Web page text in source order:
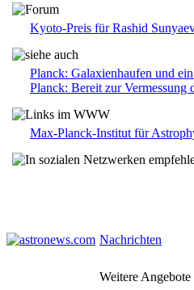
Kyoto-Preis für Rashid
Planck: Galaxienhaufen und
Planck: Bereit zur Vermessung
Max-Planck-Institut für
Nachrichten
Weitere Angebote